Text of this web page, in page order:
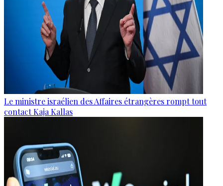
Le ministre israélien des Affaires étrangères rompt tout
contact Kaja Kallas